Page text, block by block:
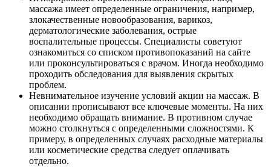
массажа имеет определенные ограничения, например,
злокачественные новообразования, варикоз,
дерматологические заболевания, острые
воспалительные процессы. Специалисты советуют
ознакомиться со списком противопоказаний на сайте
или проконсультироваться с врачом. Иногда необходимо
проходить обследования для выявления скрытых
проблем.
Невнимательное изучение условий акции на массаж. В
описании прописывают все ключевые моменты. На них
необходимо обращать внимание. В противном случае
можно столкнуться с определенными сложностями. К
примеру, в определенных случаях расходные материалы
или косметические средства следует оплачивать
отдельно.